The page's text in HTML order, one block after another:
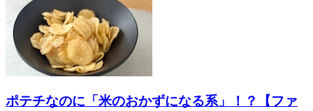
ポテチなのに「米のおかずになる系」！？【ファ